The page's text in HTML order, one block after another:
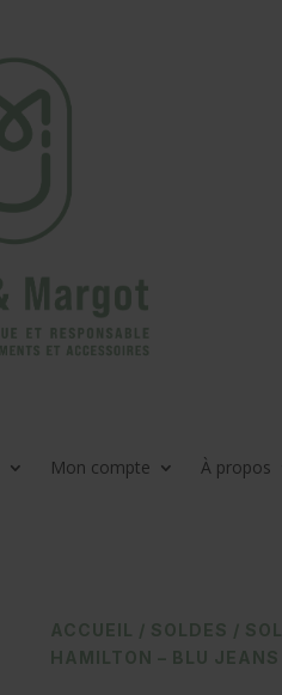
Mon compte À propos
ACCUEIL / SOLDES /
HAMILTON – BLU JEANS